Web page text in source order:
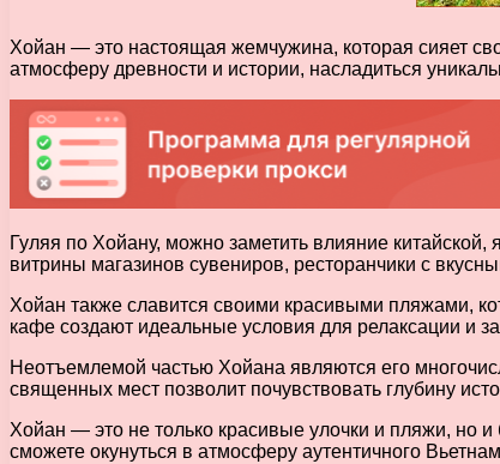
Хойан — это настоящая жемчужина, которая сияет
атмосферу древности и истории, насладиться
Гуляя по Хойану, можно заметить влияние
витрины магазинов сувениров, ресторанчики с
Хойан также славится своими красивыми пляжами,
кафе создают идеальные условия для релаксации и
Неотъемлемой частью Хойана являются его
священных мест позволит почувствовать глубину
Хойан — это не только красивые улочки и пляжи, но
сможете окунуться в атмосферу аутентичного